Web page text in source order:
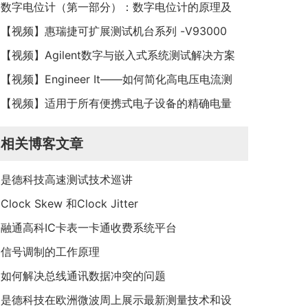
数字电位计（第一部分）：数字电位计的原理及
基本应用
【视频】惠瑞捷可扩展测试机台系列 -V93000
Smart Scale平台
【视频】Agilent数字与嵌入式系统测试解决方案
【视频】Engineer It——如何简化高电压电流测
量【视频】适用于所有便携式电子设备的精确电量
相关博客文章
是德科技高速测试技术巡讲
Clock Skew 和Clock Jitter
融通高科IC卡表一卡通收费系统平台
信号调制的工作原理
如何解决总线通讯数据冲突的问题
是德科技在欧洲微波周上展示最新测量技术和设